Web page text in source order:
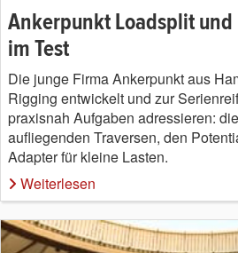
Ankerpunkt Loadsplit und
im Test
Die junge Firma Ankerpunkt aus
Rigging entwickelt und zur
praxisnah Aufgaben adressieren:
aufliegenden Traversen, den
Adapter für kleine Lasten.
Weiterlesen